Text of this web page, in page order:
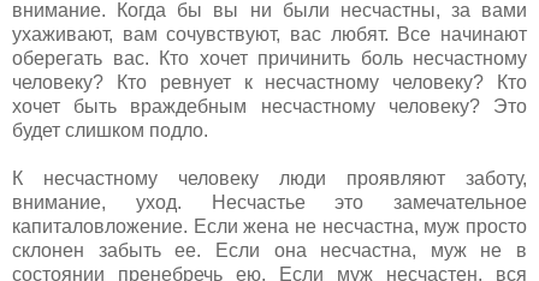
внимание. Когда бы вы ни были несчастны, за вами
ухаживают, вам сочувствуют, вас любят. Все начинают
оберегать вас. Кто хочет причинить боль несчастному
человеку? Кто ревнует к несчастному человеку? Кто
хочет быть враждебным несчастному человеку? Это
будет слишком подло.
К несчастному человеку люди проявляют заботу,
внимание, уход. Несчастье это замечательное
капиталовложение. Если жена не несчастна, муж просто
склонен забыть ее. Если она несчастна, муж не в
состоянии пренебречь ею. Если муж несчастен, вся